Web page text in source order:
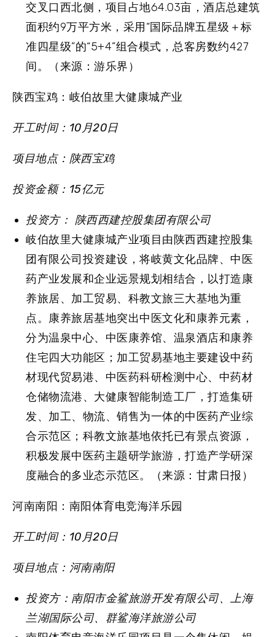
交叉口西北侧，项目占地64.03亩，酒店总建筑
面积约9万平方米，采用“国际品牌五星级＋标
准四星级”的“5+4”组合模式，总客房数约427
间。（来源：游乐界）
陕西宝鸡：岐伯故里大健康城产业
开工时间：10月20日
项目地点：陕西宝鸡
投资金额：15亿元
投资方： 陕西西建控股集团有限公司
岐伯故里大健康城产业项目由陕西西建控股集
团有限公司投资建设，将岐黄文化品牌、中医
药产业发展和企业远景规划相结合，以打造康
养旅居、加工贸易、科教文旅三大基地为重
点。康养旅居基地突出中医文化和康养元素，
分为温泉中心、中医康养馆、温泉酒店和康养
住宅四大功能区；加工贸易基地主要建设中药
材现代贸易港、中医药科研检测中心、中药材
仓储物流港、大健康智能制造工厂，打造集研
发、加工、物流、销售为一体的中医药产业综
合示范区；科教文旅基地依托已有景点资源，
积极发展中医药主题研学旅游，打造产学研深
度融合的多业态示范区。（来源：甘肃日报）
河南南阳：南阳体育电竞海洋乐园
开工时间：10月20日
项目地点：河南南阳
投资方：南阳市金鲨旅游开发有限公司、上海
兰湖国际公司、群鲨海洋旅游公司